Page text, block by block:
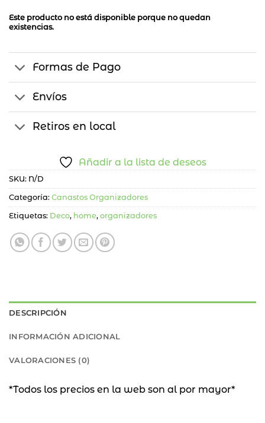
Este producto no está disponible porque no quedan
existencias.
Formas de Pago
Envíos
Retiros en local
Añadir a la lista de deseos
SKU: N/D
Categoría: Canastos Organizadores
Etiquetas: Deco, home, organizadores
DESCRIPCIÓN
INFORMACIÓN ADICIONAL
VALORACIONES (0)
*Todos los precios en la web son al por mayor*